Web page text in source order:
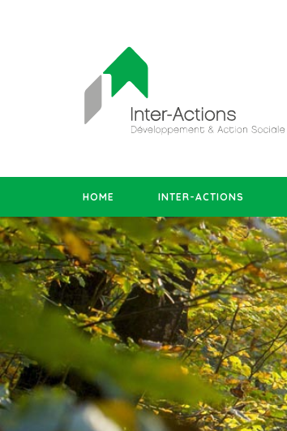
HOME INTER-ACTIONS